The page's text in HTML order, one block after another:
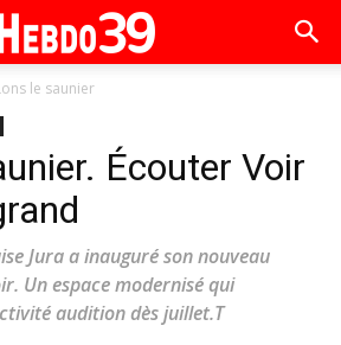
le saunier
Écouter Voir
Jura a inauguré son nouveau
Un espace modernisé qui
audition dès juillet.T